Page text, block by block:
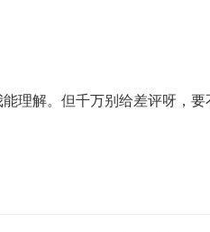
理解。但千万别给差评呀，